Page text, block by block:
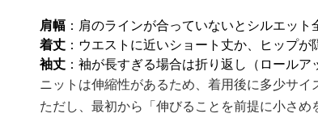
肩幅 ：肩のラインが合っていないとシルエット
着丈 ：ウエストに近いショート丈か、ヒップ
袖丈 ：袖が長すぎる場合は折り返し（ロール
ニットは伸縮性があるため、着用後に多少サイ
ただし、最初から「伸びることを前提に小さめ